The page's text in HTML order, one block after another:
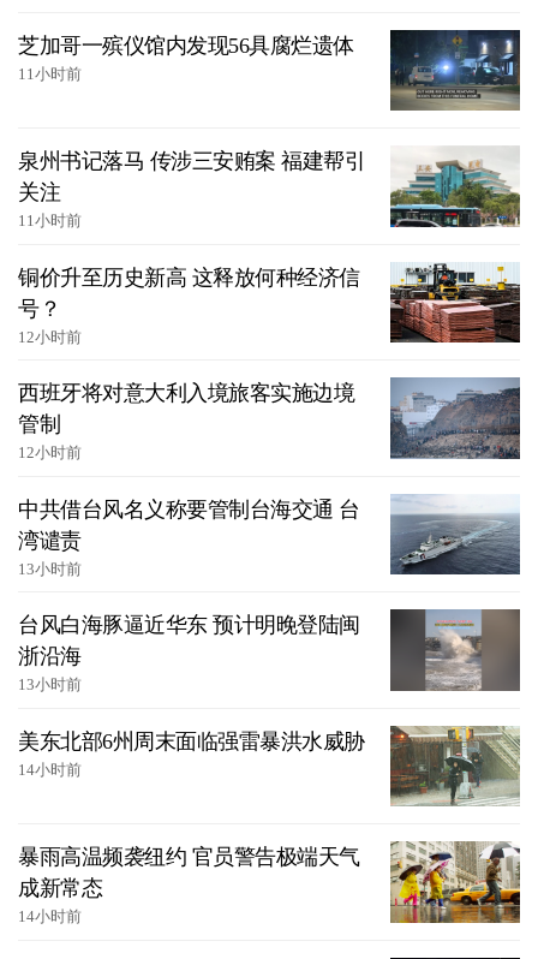
芝加哥一殡仪馆内发现56具腐烂遗体
11小时前
泉州书记落马 传涉三安贿案 福建帮引
关注
11小时前
铜价升至历史新高 这释放何种经济信
号？
12小时前
西班牙将对意大利入境旅客实施边境
管制
12小时前
中共借台风名义称要管制台海交通 台
湾谴责
13小时前
台风白海豚逼近华东 预计明晚登陆闽
浙沿海
13小时前
美东北部6州周末面临强雷暴洪水威胁
14小时前
暴雨高温频袭纽约 官员警告极端天气
成新常态
14小时前